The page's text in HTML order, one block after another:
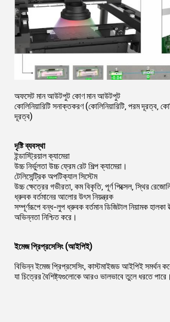
অফসেট মান আউটপুট কোণ মান আউটপুট
কোলিনিয়ারিটি সনাক্তকরণ (কোলিনিয়ারিটি, পরম দূরত্ব,
দূরত্ব)
দৃষ্টি ব্যবস্থা
ইন্ডাস্ট্রিয়াল ক্যামেরা
উচ্চ নির্ভুলতা উচ্চ ফ্রেম রেট শিল্প ক্যামেরা।
টেলিসেন্ট্রিক অপটিক্যাল সিস্টেম
উচ্চ ক্ষেত্রের গভীরতা, কম বিকৃতি, পূর্ণ পিক্সেল, স্থির
ধ্রুবক বর্তমানের আলোর উৎস নিয়ন্ত্রক
সম্পূর্ণরূপে বন্ধ-লুপ ধ্রুবক বর্তমান ডিজিটাল নিয়ামক হালকা
অভিন্নতা নিশ্চিত করে।
ইমেজ প্রিপ্রসেসিং (আইপিই)
বিভিন্ন ইমেজ প্রিপ্রসেসিং, কাস্টমাইজড আইপিই
যা চিত্রের বৈশিষ্ট্যগুলোকে আরও ভালভাবে তুলে ধরতে পারে।